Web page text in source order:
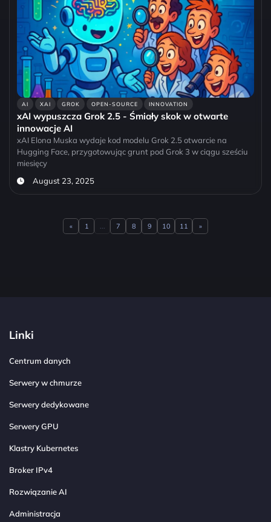
AI XAI GROK OPEN-SOURCE INNOVATION
xAI wypuszcza Grok 2.5 - Śmiały skok w otwarte
innowacje AI
xAI Elona Muska wydaje kod modelu Grok 2.5 otwarcie na
Hugging Face, przygotowując grunt pod Grok 3 w ciągu sześciu
miesięcy
August 23, 2025
«Previous
1 7 8 9 10 11 Next
»
Linki
Centrum danych
Serwery w chmurze
Serwery dedykowane
Serwery GPU
Klastry Kubernetes
Broker IPv4
Rozwiązanie AI
Administracja